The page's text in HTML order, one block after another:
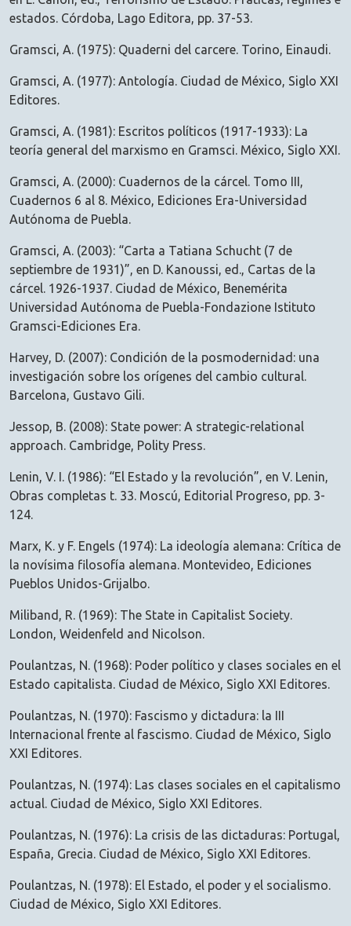
estados. Córdoba, Lago Editora, pp. 37-53.
Gramsci, A. (1975): Quaderni del carcere. Torino, Einaudi.
Gramsci, A. (1977): Antología. Ciudad de México, Siglo XXI
Editores.
Gramsci, A. (1981): Escritos políticos (1917-1933): La
teoría general del marxismo en Gramsci. México, Siglo XXI.
Gramsci, A. (2000): Cuadernos de la cárcel. Tomo III,
Cuadernos 6 al 8. México, Ediciones Era-Universidad
Autónoma de Puebla.
Gramsci, A. (2003): “Carta a Tatiana Schucht (7 de
septiembre de 1931)”, en D. Kanoussi, ed., Cartas de la
cárcel. 1926-1937. Ciudad de México, Benemérita
Universidad Autónoma de Puebla-Fondazione Istituto
Gramsci-Ediciones Era.
Harvey, D. (2007): Condición de la posmodernidad: una
investigación sobre los orígenes del cambio cultural.
Barcelona, Gustavo Gili.
Jessop, B. (2008): State power: A strategic-relational
approach. Cambridge, Polity Press.
Lenin, V. I. (1986): “El Estado y la revolución”, en V. Lenin,
Obras completas t. 33. Moscú, Editorial Progreso, pp. 3-
124.
Marx, K. y F. Engels (1974): La ideología alemana: Crítica de
la novísima filosofía alemana. Montevideo, Ediciones
Pueblos Unidos-Grijalbo.
Miliband, R. (1969): The State in Capitalist Society.
London, Weidenfeld and Nicolson.
Poulantzas, N. (1968): Poder político y clases sociales en el
Estado capitalista. Ciudad de México, Siglo XXI Editores.
Poulantzas, N. (1970): Fascismo y dictadura: la III
Internacional frente al fascismo. Ciudad de México, Siglo
XXI Editores.
Poulantzas, N. (1974): Las clases sociales en el capitalismo
actual. Ciudad de México, Siglo XXI Editores.
Poulantzas, N. (1976): La crisis de las dictaduras: Portugal,
España, Grecia. Ciudad de México, Siglo XXI Editores.
Poulantzas, N. (1978): El Estado, el poder y el socialismo.
Ciudad de México, Siglo XXI Editores.